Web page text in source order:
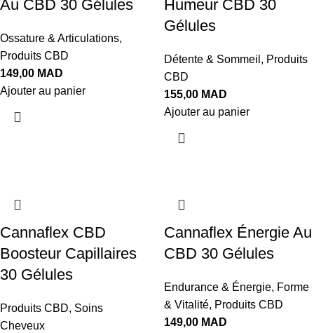
Au CBD 30 Gélules
Ossature & Articulations,
Produits CBD
149,00 MAD
Ajouter au panier
Humeur CBD 30
Gélules
Détente & Sommeil , Produits
CBD
155,00 MAD
Ajouter au panier
Cannaflex CBD
Boosteur Capillaires
30 Gélules
Produits CBD, Soins
Cheveux
Cannaflex Énergie Au
CBD 30 Gélules
Endurance & Énergie, Forme
& Vitalité, Produits CBD
149,00 MAD